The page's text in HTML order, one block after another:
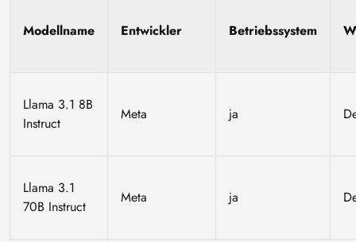
Modellname Entwickler Betriebssystem
Llama 3.1 8B
Instruct
Meta ja
Llama 3.1
70B Instruct
Meta ja